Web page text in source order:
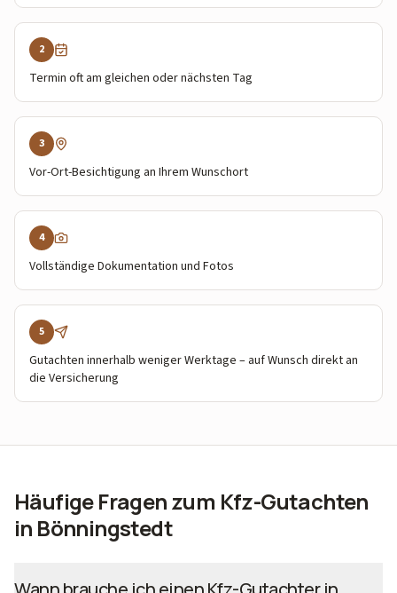
2
Termin oft am gleichen oder nächsten Tag
3
Vor-Ort-Besichtigung an Ihrem Wunschort
4
Vollständige Dokumentation und Fotos
5
Gutachten innerhalb weniger Werktage – auf Wunsch direkt an
die Versicherung
Häufige Fragen zum Kfz-Gutachten
in Bönningstedt